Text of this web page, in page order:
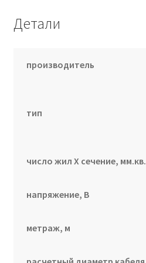
Детали
производитель
тип
число жил Х сечение, мм.кв.
напряжение, В
метраж, м